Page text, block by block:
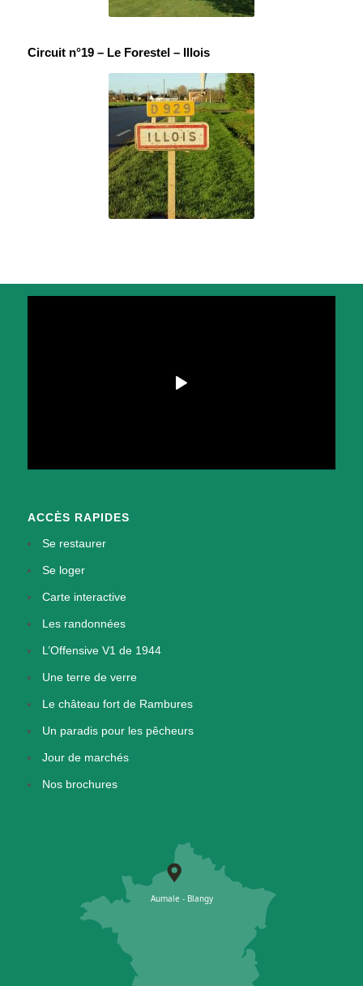
Circuit n°19 – Le Forestel – Illois
ACCÈS RAPIDES
Se restaurer
Se loger
Carte interactive
Les randonnées
L’Offensive V1 de 1944
Une terre de verre
Le château fort de Rambures
Un paradis pour les pêcheurs
Jour de marchés
Nos brochures